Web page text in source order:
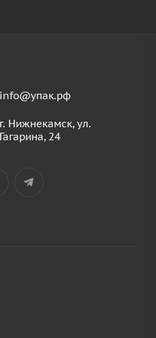
info@упак.рф
г. Нижнекамск, ул.
Гагарина, 24